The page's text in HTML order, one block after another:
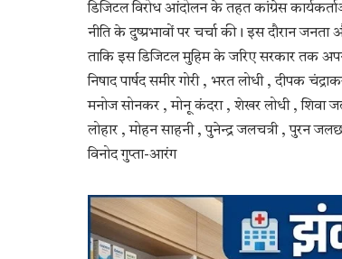
डिजिटल विरोध आंदोलन के तहत कांग्रेस
नीति के दुष्प्रभावों पर चर्चा की। इस दौरान
ताकि इस डिजिटल मुहिम के जरिए सरकार तक
निषाद पार्षद समीर गोरी , भरत लोधी , दीपक
मनोज सोनकर , मोनू कंदरा , शेखर लोधी , शिवा
लोहार , मोहन साहनी , पुनेन्द्र जलचत्री , पुरन
विनोद गुप्ता-आरंग